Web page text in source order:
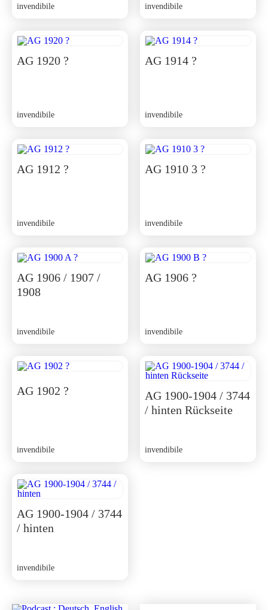
invendibile invendibile
AG 1920 ?
invendibile
AG 1914 ?
invendibile
AG 1912 ?
invendibile
AG 1910 3 ?
invendibile
AG 1906 / 1907 /
1908
invendibile
AG 1906 ?
invendibile
AG 1902 ?
invendibile
AG 1900-1904 / 3744
/ hinten Rückseite
invendibile
AG 1900-1904 / 3744
/ hinten
invendibile